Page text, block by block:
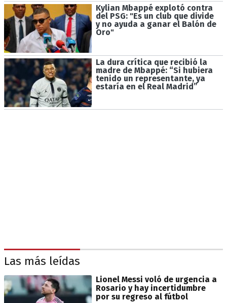
Kylian Mbappé explotó contra
del PSG: "Es un club que divide
y no ayuda a ganar el Balón de
Oro"
La dura crítica que recibió la
madre de Mbappé: “Si hubiera
tenido un representante, ya
estaría en el Real Madrid”
Las más leídas
Lionel Messi voló de urgencia a
Rosario y hay incertidumbre
por su regreso al fútbol